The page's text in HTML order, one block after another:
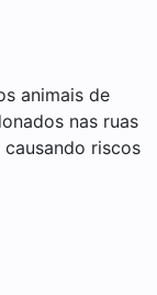
animais de
nas ruas
riscos